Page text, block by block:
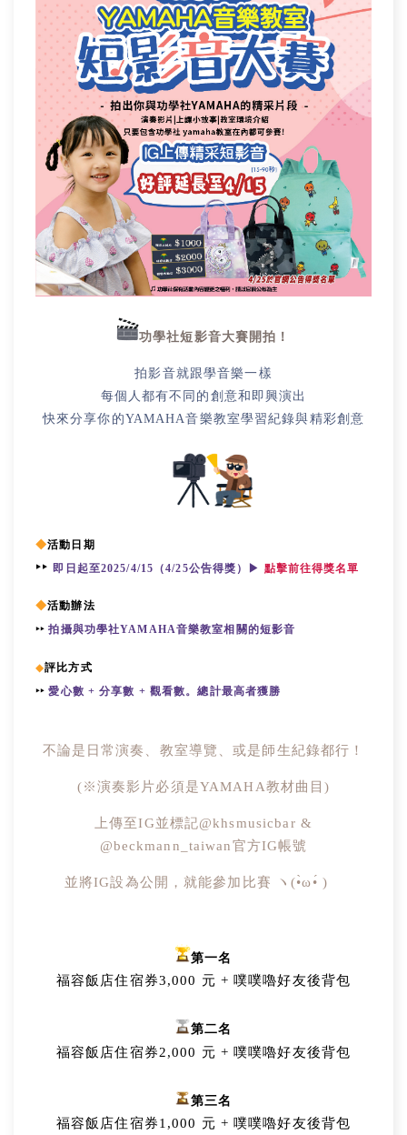
功學社短影音大賽開拍！
拍影音就跟學音樂一樣
每個人都有不同的創意和即興演出
快來分享你的YAMAHA音樂教室學習紀錄與精彩創意
◆活動日期
‣‣即日起至2025/4/15（4/25公告得獎）▶︎ 點擊前往得獎名單
◆活動辦法
‣‣ 拍攝與功學社YAMAHA音樂教室相關的短影音
◆評比方式
‣‣ 愛心數 + 分享數 + 觀看數。總計最高者獲勝
不論是日常演奏、教室導覽、或是師生紀錄都行！
(※演奏影片必須是YAMAHA教材曲目)
上傳至IG並標記@khsmusicbar &
@beckmann_taiwan官方IG帳號
並將IG設為公開，就能參加比賽 ヽ(•̀ω•́ )ゝ
第一名
福容飯店住宿券3,000 元 + 噗噗嚕好友後背包
第二名
福容飯店住宿券2,000 元 + 噗噗嚕好友後背包
第三名
福容飯店住宿券1,000 元 + 噗噗嚕好友後背包